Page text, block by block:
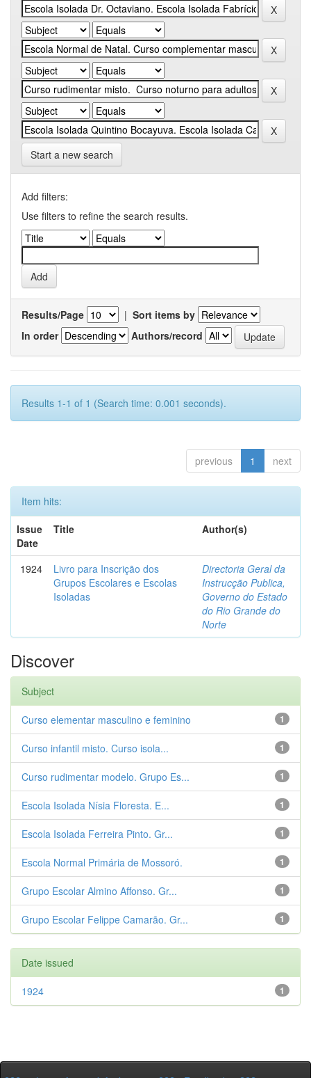
Start a new search
Add filters:
Use filters to refine the search results.
Results/Page | Sort items by
In order
Authors/record
Results 1-1 of 1 (Search time: 0.001 seconds).
previous 1 next
Item hits:
Issue
Date
Title Author(s)
1924
Livro para Inscrição dos
Grupos Escolares e Escolas
Isoladas
Directoria Geral da
Instrucção Publica,
Governo do Estado
do Rio Grande do
Norte
Discover
Subject
1
Curso elementar masculino e feminino
1
Curso infantil misto. Curso isola...
1
Curso rudimentar modelo. Grupo Es...
1
Escola Isolada Nísia Floresta. E...
1
Escola Isolada Ferreira Pinto. Gr...
1
Escola Normal Primária de Mossoró.
1
Grupo Escolar Almino Affonso. Gr...
1
Grupo Escolar Felippe Camarão. Gr...
Date issued
1
1924